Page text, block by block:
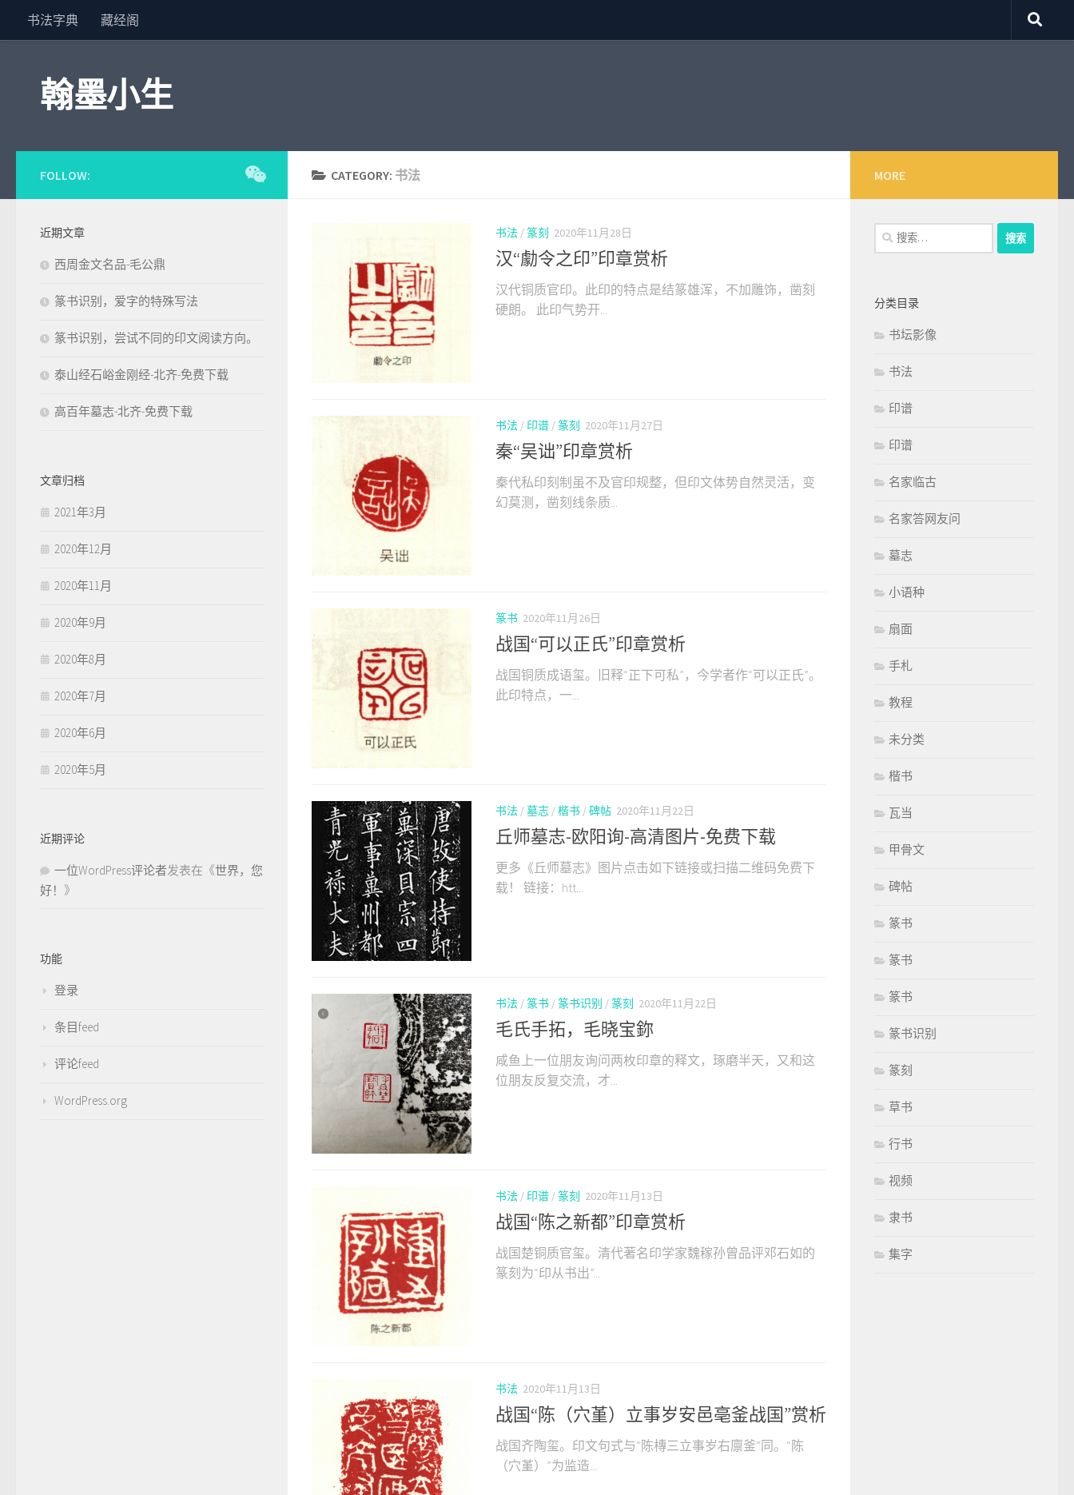
Skip to content
书法字典 藏经阁
翰墨小生
CATEGORY: 书法
书法 / 篆刻 2020年11月28日
汉“勮令之印”印章赏析
汉代铜质官印。此印的特点是结篆雄浑，不加雕饰，凿刻
硬朗。 此印气势开...
书法 / 印谱 / 篆刻 2020年11月27日
秦“吴诎”印章赏析
秦代私印刻制虽不及官印规整，但印文体势自然灵活，变
幻莫测，凿刻线条质...
篆书 2020年11月26日
战国“可以正氏”印章赏析
战国铜质成语玺。旧释“正下可私”，今学者作“可以正氏”。
此印特点，一...
书法 /墓志 /楷书 /碑帖 2020年11月22日
丘师墓志-欧阳询-高清图片-免费下载
更多《丘师墓志》图片点击如下链接或扫描二维码免费下
载！ 链接：htt...
书法 / 篆书 / 篆书识别 / 篆刻 2020年11月22日
毛氏手拓，毛晓宝鉨
咸鱼上一位朋友询问两枚印章的释文，琢磨半天，又和这
位朋友反复交流，才...
书法 / 印谱 / 篆刻 2020年11月13日
战国“陈之新都”印章赏析
战国楚铜质官玺。清代著名印学家魏稼孙曾品评邓石如的
篆刻为“印从书出”...
书法 2020年11月13日
战国“陈（穴堇）立事岁安邑亳釜战国”赏析
战国齐陶玺。印文句式与“陈槫三立事岁右廪釜”同。“陈
（穴堇）”为监造...
FOLLOW:
近期文章
西周金文名品-毛公鼎
篆书识别，爱字的特殊写法
篆书识别，尝试不同的印文阅读方向。
泰山经石峪金刚经-北齐-免费下载
高百年墓志-北齐-免费下载
文章归档
2021年3月
2020年12月
2020年11月
2020年9月
2020年8月
2020年7月
2020年6月
2020年5月
近期评论
一位WordPress评论者发表在《世界，您
好！ 》
功能
登录
条目feed
评论feed
WordPress.org
MORE
搜
索：
分类目录
书坛影像
书法
印谱
印谱
名家临古
名家答网友问
墓志
小语种
扇面
手札
教程
未分类
楷书
瓦当
甲骨文
碑帖
篆书
篆书
篆书
篆书识别
篆刻
草书
行书
视频
隶书
集字